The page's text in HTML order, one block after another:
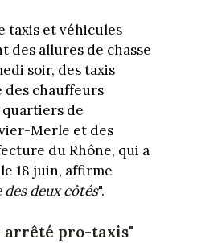
taxis et véhicules
des allures de chasse
soir, des taxis
des chauffeurs
quartiers de
Merle et des
du Rhône, qui a
18 juin, affirme
des deux côtés".
arrêté pro-taxis"